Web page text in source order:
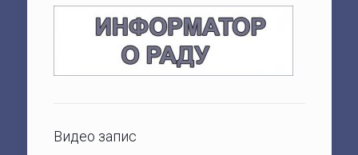
Видео запис